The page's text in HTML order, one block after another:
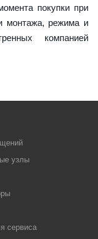
покупки при
монтажа, режима и
компанией
узлы
сервиса